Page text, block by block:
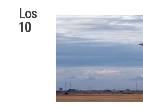
Los
10